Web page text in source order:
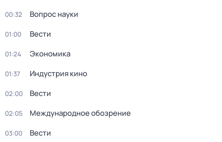
00:32 Вопрос науки
01:00 Вести
01:24 Экономика
01:37 Индустрия кино
02:00 Вести
02:05 Международное обозрение
03:00 Вести